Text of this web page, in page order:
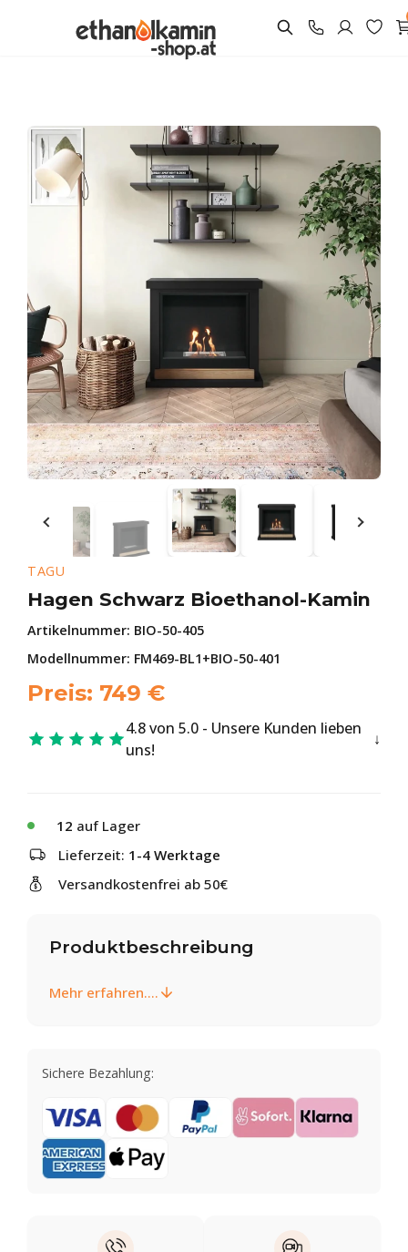
TAGU
Hagen Schwarz Bioethanol-Kamin
Artikelnummer: BIO-50-405
Modellnummer: FM469-BL1+BIO-50-401
Preis: 749 €
4.8 von 5.0 - Unsere Kunden lieben
uns!
12 auf Lager
Lieferzeit: 1-4 Werktage
Versandkostenfrei ab 50€
Produktbeschreibung
Mehr erfahren....
Sichere Bezahlung: